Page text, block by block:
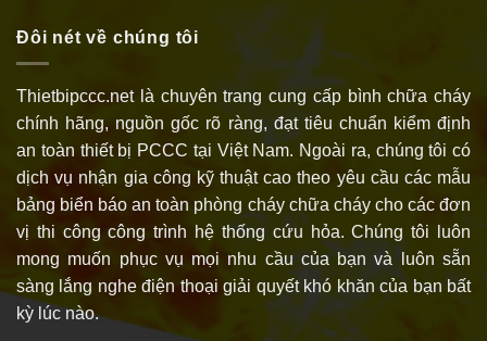
Đôi nét về chúng tôi
Thietbipccc.net là chuyên trang cung cấp bình chữa cháy
chính hãng, nguồn gốc rõ ràng, đạt tiêu chuẩn kiểm định
an toàn thiết bị PCCC tại Việt Nam. Ngoài ra, chúng tôi có
dịch vụ nhận gia công kỹ thuật cao theo yêu cầu các mẫu
bảng biển báo an toàn phòng cháy chữa cháy cho các đơn
vị thi công công trình hệ thống cứu hỏa. Chúng tôi luôn
mong muốn phục vụ mọi nhu cầu của bạn và luôn sẵn
sàng lắng nghe điện thoại giải quyết khó khăn của bạn bất
kỳ lúc nào.